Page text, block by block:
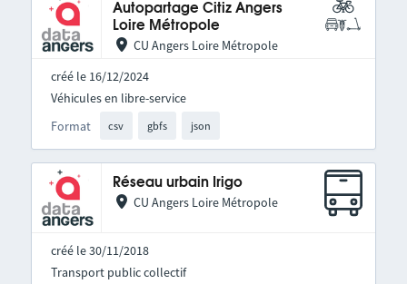
Autopartage Citiz Angers
Loire Métropole
CU Angers Loire Métropole
créé le 16/12/2024
Format csv gbfs json
Véhicules en libre-service
Réseau urbain Irigo
CU Angers Loire Métropole
créé le 30/11/2018
Transport public collectif